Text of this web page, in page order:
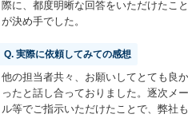
際に、都度明晰な回答をいただけたこと
が決め手でした。
Q. 実際に依頼してみての感想
他の担当者共々、お願いしてとても良か
ったと話し合っておりました。逐次メー
ル等でご指示いただけたことで、弊社も